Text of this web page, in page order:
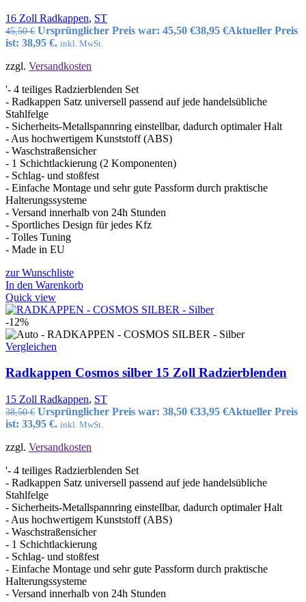
16 Zoll Radkappen, ST
45,50€ Ursprünglicher Preis war: 45,50 €38,95 €Aktueller Preis
ist: 38,95 €. inkl. MwSt.
zzgl. Versandkosten
'- 4 teiliges Radzierblenden Set
- Radkappen Satz universell passend auf jede handelsübliche
Stahlfelge
- Sicherheits-Metallspannring einstellbar, dadurch optimaler Halt
- Aus hochwertigem Kunststoff (ABS)
- Waschstraßensicher
- 1 Schichtlackierung (2 Komponenten)
- Schlag- und stoßfest
- Einfache Montage und sehr gute Passform durch praktische
Halterungssysteme
- Versand innerhalb von 24h Stunden
- Sportliches Design für jedes Kfz
- Tolles Tuning
- Made in EU
zur Wunschliste
In den Warenkorb
Quick view
-12%
Vergleichen
Radkappen Cosmos silber 15 Zoll Radzierblenden
15 Zoll Radkappen, ST
38,50€ Ursprünglicher Preis war: 38,50 €33,95 €Aktueller Preis
ist: 33,95 €. inkl. MwSt.
zzgl. Versandkosten
'- 4 teiliges Radzierblenden Set
- Radkappen Satz universell passend auf jede handelsübliche
Stahlfelge
- Sicherheits-Metallspannring einstellbar, dadurch optimaler Halt
- Aus hochwertigem Kunststoff (ABS)
- Waschstraßensicher
- 1 Schichtlackierung
- Schlag- und stoßfest
- Einfache Montage und sehr gute Passform durch praktische
Halterungssysteme
- Versand innerhalb von 24h Stunden